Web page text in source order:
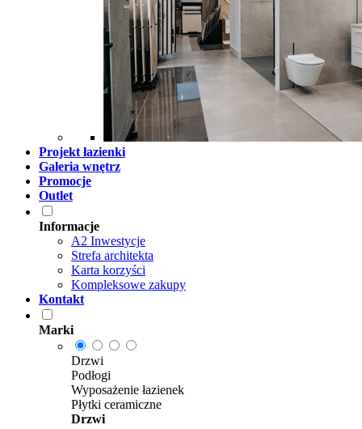
Projekt łazienki
Galeria wnętrz
Promocje
Outlet
Informacje
A2 Inwestycje
Strefa architekta
Karta korzyści
Kompleksowe zakupy
Kontakt
Marki
Drzwi
Podłogi
Wyposażenie łazienek
Płytki ceramiczne
Drzwi